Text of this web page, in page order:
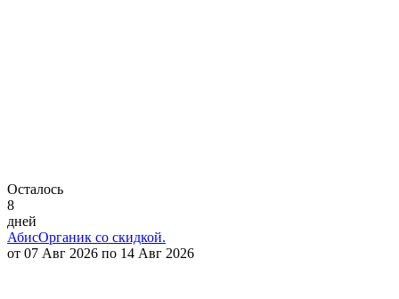
Осталось
8
дней
АбисОрганик со скидкой.
от 07 Авг 2026 по 14 Авг 2026